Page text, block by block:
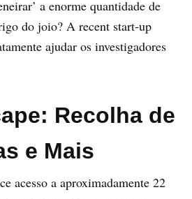
a enorme quantidade de
do joio? A recent start-up
ajudar os investigadores
Recolha de
e Mais
acesso a aproximadamente 22